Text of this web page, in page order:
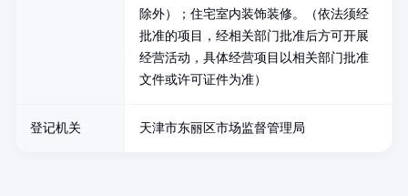
除外）；住宅室内装饰装修。（依法须经
批准的项目，经相关部门批准后方可开展
经营活动，具体经营项目以相关部门批准
文件或许可证件为准）
登记机关 天津市东丽区市场监督管理局